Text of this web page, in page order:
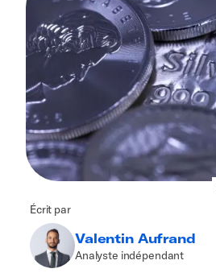
Écrit par
Valentin Aufrand
Analyste indépendant